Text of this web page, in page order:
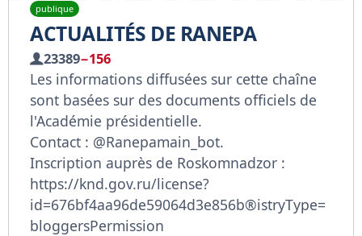
publique
ACTUALITÉS DE RANEPA
23389−156
Les informations diffusées sur cette chaîne
sont basées sur des documents officiels de
l'Académie présidentielle.
Contact : @Ranepamain_bot.
Inscription auprès de Roskomnadzor :
https://knd.gov.ru/license?
id=676bf4aa96de59064d3e856b®istryType=
bloggersPermission